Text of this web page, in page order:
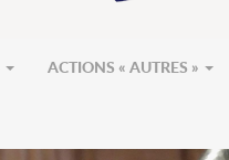
ACTIONS « AUTRES »